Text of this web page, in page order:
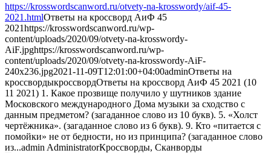
https://krosswordscanword.ru/otvety-na-krosswordy/aif-45-
2021.htmlОтветы на кроссворд АиФ 45
2021https://krosswordscanword.ru/wp-
content/uploads/2020/09/otvety-na-krosswordy-
AiF.jpghttps://krosswordscanword.ru/wp-
content/uploads/2020/09/otvety-na-krosswordy-AiF-
240x236.jpg2021-11-09T12:01:00+04:00adminОтветы на
кроссвордыкроссвордОтветы на кроссворд АиФ 45 2021 (10
11 2021) 1. Какое прозвище получило у шутников здание
Московского международного Дома музыки за сходство с
данным предметом? (загаданное слово из 10 букв). 5. «Холст
чертёжника». (загаданное слово из 6 букв). 9. Кто «питается с
помойки» не от бедности, но из принципа? (загаданное слово
из...admin AdministratorКроссворды, Сканворды